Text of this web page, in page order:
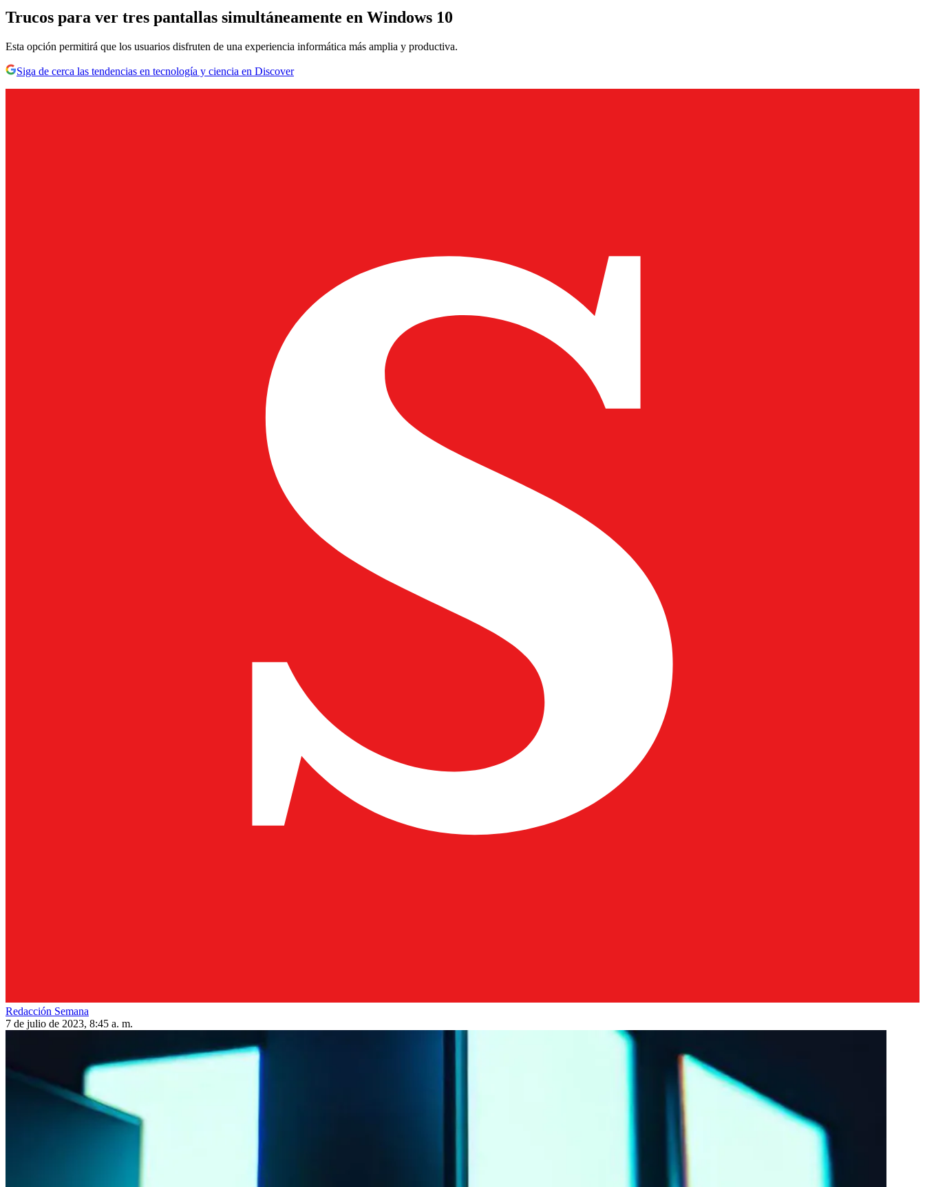
Trucos para ver tres pantallas simultáneamente en Windows 10
Esta opción permitirá que los usuarios disfruten de una experiencia informática más amplia y productiva.
Siga de cerca las tendencias en tecnología y ciencia en Discover
Redacción Semana
7 de julio de 2023, 8:45 a. m.